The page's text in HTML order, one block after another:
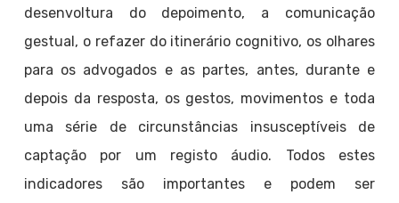
desenvoltura do depoimento, a comunicação
gestual, o refazer do itinerário cognitivo, os olhares
para os advogados e as partes, antes, durante e
depois da resposta, os gestos, movimentos e toda
uma série de circunstâncias insusceptíveis de
captação por um registo áudio. Todos estes
indicadores são importantes e podem ser